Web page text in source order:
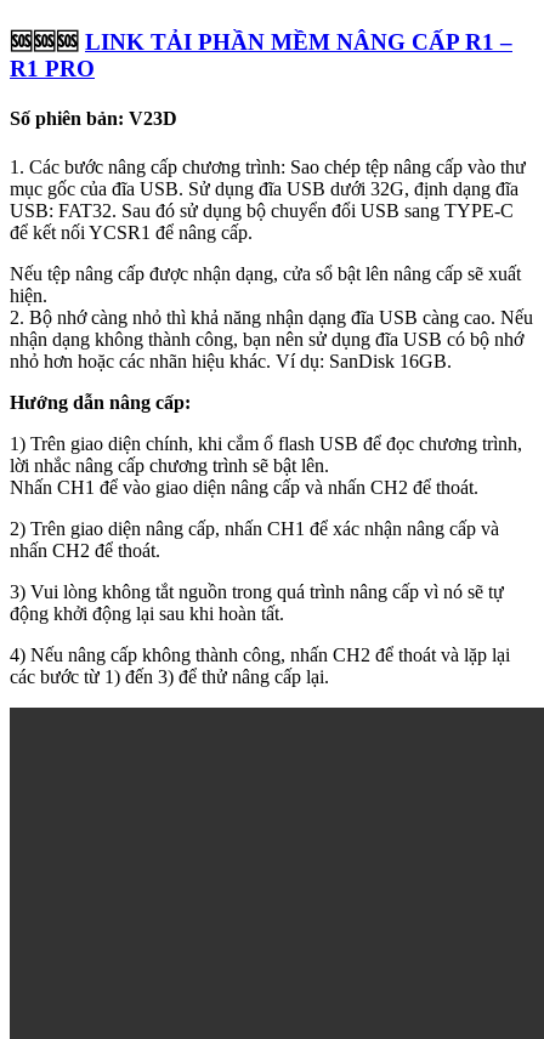
🆘🆘🆘 LINK TẢI PHẦN MỀM NÂNG CẤP R1 –
R1 PRO
Số phiên bản: V23D
1. Các bước nâng cấp chương trình: Sao chép tệp nâng cấp vào thư
mục gốc của đĩa USB. Sử dụng đĩa USB dưới 32G, định dạng đĩa
USB: FAT32. Sau đó sử dụng bộ chuyển đổi USB sang TYPE-C
để kết nối YCSR1 để nâng cấp.
Nếu tệp nâng cấp được nhận dạng, cửa sổ bật lên nâng cấp sẽ xuất
hiện.
2. Bộ nhớ càng nhỏ thì khả năng nhận dạng đĩa USB càng cao. Nếu
nhận dạng không thành công, bạn nên sử dụng đĩa USB có bộ nhớ
nhỏ hơn hoặc các nhãn hiệu khác. Ví dụ: SanDisk 16GB.
Hướng dẫn nâng cấp:
1) Trên giao diện chính, khi cắm ổ flash USB để đọc chương trình,
lời nhắc nâng cấp chương trình sẽ bật lên.
Nhấn CH1 để vào giao diện nâng cấp và nhấn CH2 để thoát.
2) Trên giao diện nâng cấp, nhấn CH1 để xác nhận nâng cấp và
nhấn CH2 để thoát.
3) Vui lòng không tắt nguồn trong quá trình nâng cấp vì nó sẽ tự
động khởi động lại sau khi hoàn tất.
4) Nếu nâng cấp không thành công, nhấn CH2 để thoát và lặp lại
các bước từ 1) đến 3) để thử nâng cấp lại.